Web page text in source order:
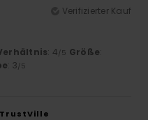
Verifizierter Kauf
: 4/5 Größe:
: 3/5
TrustVille